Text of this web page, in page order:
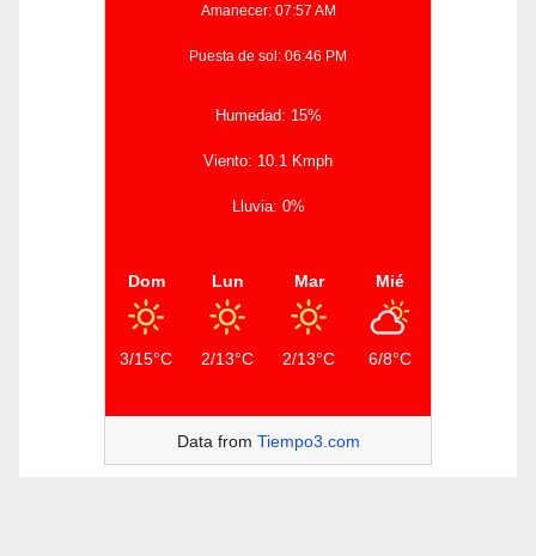
Amanecer: 07:57 AM
Puesta de sol: 06:46 PM
Humedad: 15%
Viento: 10.1 Kmph
Lluvia: 0%
Dom
3/15°C
Lun
2/13°C
Mar
2/13°C
Mié
6/8°C
Data from Tiempo3.com